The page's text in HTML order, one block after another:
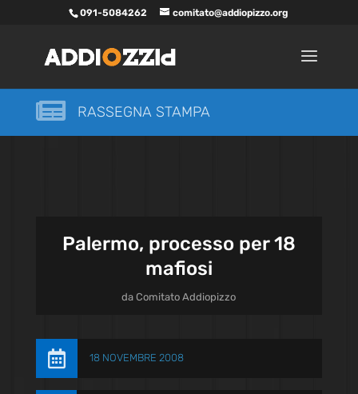
091-5084262 comitato@addiopizzo.org
 RASSEGNA STAMPA
Palermo, processo per 18
mafiosi
daComitato Addiopizzo
 18 NOVEMBRE 2008